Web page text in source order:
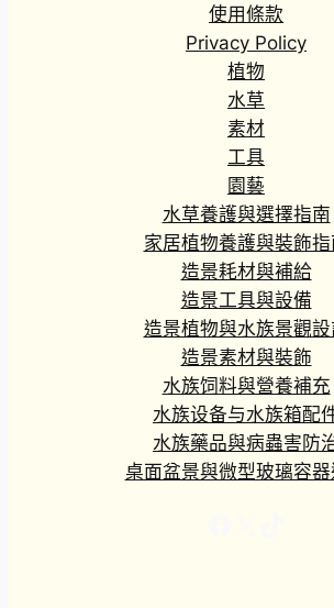
使用條款
Privacy Policy
植物
水草
素材
工具
園藝
水草養護與選擇指南
家居植物養護與裝飾指
造景耗材與補給
造景工具與設備
造景植物與水族景觀設
造景素材與裝飾
水族饲料與營養補充
水族设备与水族箱配
水族藥品與病蟲害防
桌面盆景與微型玻璃容